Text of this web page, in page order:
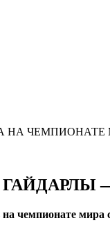
чемпионате мира